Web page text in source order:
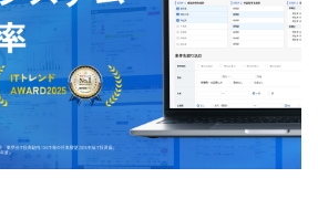
お役立ちブログ 資料ダウンロード
サービス一覧 プラン